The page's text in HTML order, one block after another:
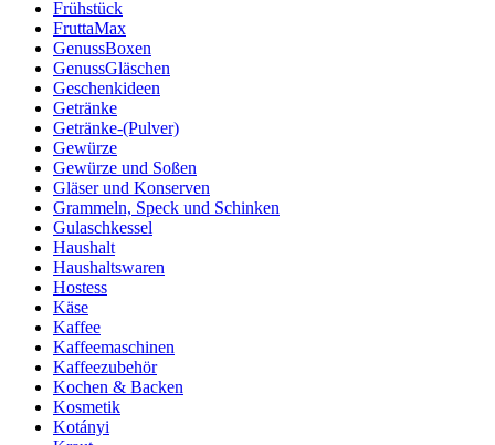
Frühstück
FruttaMax
GenussBoxen
GenussGläschen
Geschenkideen
Getränke
Getränke-(Pulver)
Gewürze
Gewürze und Soßen
Gläser und Konserven
Grammeln, Speck und Schinken
Gulaschkessel
Haushalt
Haushaltswaren
Hostess
Käse
Kaffee
Kaffeemaschinen
Kaffeezubehör
Kochen & Backen
Kosmetik
Kotányi